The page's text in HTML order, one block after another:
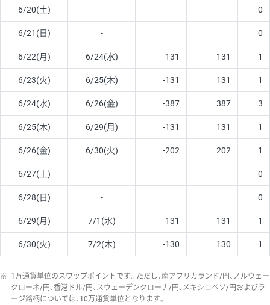
6/20(土) - 0
6/21(日) - 0
6/22(月) 6/24(水) -131 131 1
6/23(火) 6/25(木) -131 131 1
6/24(水) 6/26(金) -387 387 3
6/25(木) 6/29(月) -131 131 1
6/26(金) 6/30(火) -202 202 1
6/27(土) - 0
6/28(日) - 0
6/29(月) 7/1(水) -131 131 1
6/30(火) 7/2(木) -130 130 1
※ 1万通貨単位のスワップポイントです。ただし、南アフリカランド/円、ノルウェー
クローネ/円、香港ドル/円、スウェーデンクローナ/円、メキシコペソ/円およびラ
ージ銘柄については、10万通貨単位となります。